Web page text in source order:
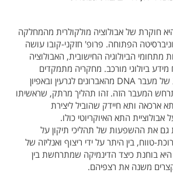
חוקרת של אבולוציה מולקולרית מהמחלקה
הפתוחה. פרופ' חזקני-קובו עושה
מתחומי הביולוגיה החישובית, האבולוציה
ביולוגי מורכב. מחקריה מתמקדים
של מעבר DNA מהאברונים לגרעין ובאפיון
המעבר הזה. זהו תהליך מרתק, שראשיתו
ארכאה ותא חיידק שהוביל ליצירת
התא האיוקריוטי כולו.
גם את ההשפעות של תהליכי תיקון על
טווח, בין היתר על ידי ריצוף ואנליזה של
בוחנת כיצד הדינמיקה שמתרחשת בין
משנה את רצפיהם.